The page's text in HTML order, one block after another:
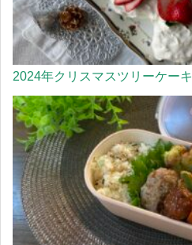
2024年クリスマスツリーケーキ